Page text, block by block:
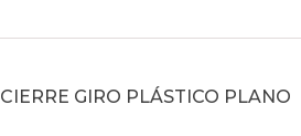
CIERRE GIRO PLÁSTICO PLANO